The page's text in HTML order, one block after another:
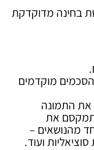
בחינה מדוקדקת
מוקדמים
את התמונה
את
מהנושאים –
ועוד.